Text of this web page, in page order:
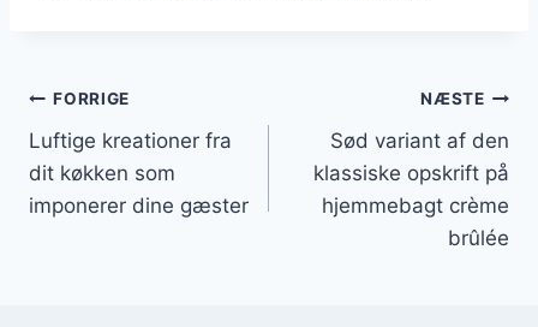
Indlægsnavigation
FORRIGE
Luftige kreationer fra
dit køkken som
imponerer dine gæster
NÆSTE
Sød variant af den
klassiske opskrift på
hjemmebagt crème
brûlée